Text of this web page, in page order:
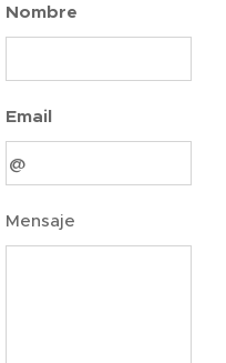
Nombre
Email
Mensaje